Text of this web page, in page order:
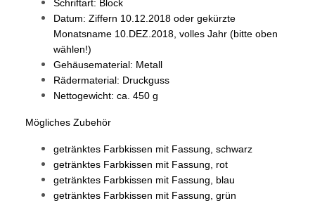
Schriftart: Block
Datum: Ziffern 10.12.2018 oder gekürzte
Monatsname 10.DEZ.2018, volles Jahr (bitte oben
wählen!)
Gehäusematerial: Metall
Rädermaterial: Druckguss
Nettogewicht: ca. 450 g
Mögliches Zubehör
getränktes Farbkissen mit Fassung, schwarz
getränktes Farbkissen mit Fassung, rot
getränktes Farbkissen mit Fassung, blau
getränktes Farbkissen mit Fassung, grün